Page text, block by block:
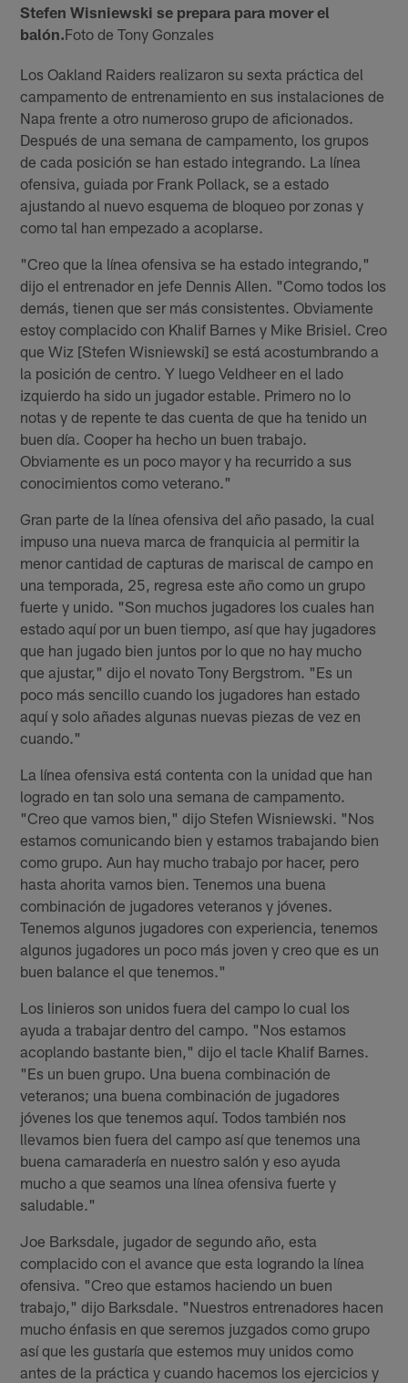
Stefen Wisniewski se prepara para mover el
balón.Foto de Tony Gonzales
Los Oakland Raiders realizaron su sexta práctica del
campamento de entrenamiento en sus instalaciones de
Napa frente a otro numeroso grupo de aficionados.
Después de una semana de campamento, los grupos
de cada posición se han estado integrando. La línea
ofensiva, guiada por Frank Pollack, se a estado
ajustando al nuevo esquema de bloqueo por zonas y
como tal han empezado a acoplarse.
"Creo que la línea ofensiva se ha estado integrando,"
dijo el entrenador en jefe Dennis Allen. "Como todos los
demás, tienen que ser más consistentes. Obviamente
estoy complacido con Khalif Barnes y Mike Brisiel. Creo
que Wiz [Stefen Wisniewski] se está acostumbrando a
la posición de centro. Y luego Veldheer en el lado
izquierdo ha sido un jugador estable. Primero no lo
notas y de repente te das cuenta de que ha tenido un
buen día. Cooper ha hecho un buen trabajo.
Obviamente es un poco mayor y ha recurrido a sus
conocimientos como veterano."
Gran parte de la línea ofensiva del año pasado, la cual
impuso una nueva marca de franquicia al permitir la
menor cantidad de capturas de mariscal de campo en
una temporada, 25, regresa este año como un grupo
fuerte y unido. "Son muchos jugadores los cuales han
estado aquí por un buen tiempo, así que hay jugadores
que han jugado bien juntos por lo que no hay mucho
que ajustar," dijo el novato Tony Bergstrom. "Es un
poco más sencillo cuando los jugadores han estado
aquí y solo añades algunas nuevas piezas de vez en
cuando."
La línea ofensiva está contenta con la unidad que han
logrado en tan solo una semana de campamento.
"Creo que vamos bien," dijo Stefen Wisniewski. "Nos
estamos comunicando bien y estamos trabajando bien
como grupo. Aun hay mucho trabajo por hacer, pero
hasta ahorita vamos bien. Tenemos una buena
combinación de jugadores veteranos y jóvenes.
Tenemos algunos jugadores con experiencia, tenemos
algunos jugadores un poco más joven y creo que es un
buen balance el que tenemos."
Los linieros son unidos fuera del campo lo cual los
ayuda a trabajar dentro del campo. "Nos estamos
acoplando bastante bien," dijo el tacle Khalif Barnes.
"Es un buen grupo. Una buena combinación de
veteranos; una buena combinación de jugadores
jóvenes los que tenemos aquí. Todos también nos
llevamos bien fuera del campo así que tenemos una
buena camaradería en nuestro salón y eso ayuda
mucho a que seamos una línea ofensiva fuerte y
saludable."
Joe Barksdale, jugador de segundo año, esta
complacido con el avance que esta logrando la línea
ofensiva. "Creo que estamos haciendo un buen
trabajo," dijo Barksdale. "Nuestros entrenadores hacen
mucho énfasis en que seremos juzgados como grupo
así que les gustaría que estemos muy unidos como
antes de la práctica y cuando hacemos los ejercicios y